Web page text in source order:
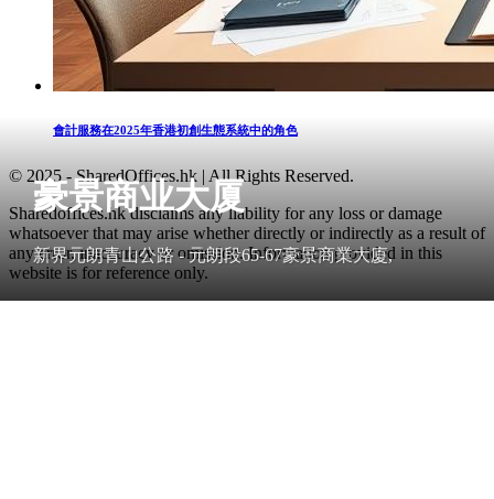
豪景商业大厦
新界元朗青山公路 - 元朗段65-67豪景商業大廈,
會計服務在2025年香港初創生態系統中的角色
© 2025 - SharedOffices.hk | All Rights Reserved.
Sharedoffices.hk disclaims any liability for any loss or damage
whatsoever that may arise whether directly or indirectly as a result of
any error, inaccuracy or omission. Information provided in this
website is for reference only.